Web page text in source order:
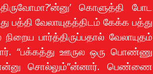
கொளுத்தி போட
பத்தி வேலாயுதத்திடம் கேக்க பத்து
பார்த்திருப்பதால் வேலாயுதம்
“பக்கத்து ஊருல ஒரு பொண்ணு
சொல்லும்”ன்னார். பெண்ணை